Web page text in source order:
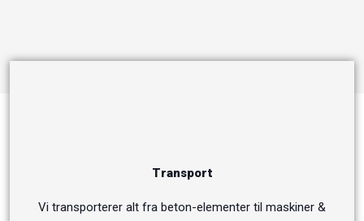
Transport
Vi transporterer alt fra beton-elementer til maskiner &